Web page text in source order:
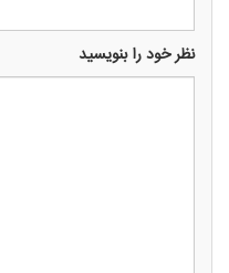
نظر خود را بنویسید